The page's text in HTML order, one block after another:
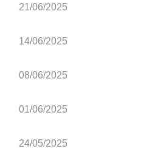
21/06/2025
14/06/2025
08/06/2025
01/06/2025
24/05/2025